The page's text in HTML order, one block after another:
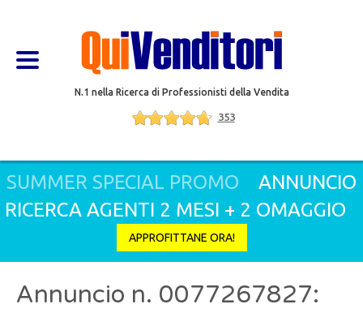
N.1 nella Ricerca di Professionisti della Vendita
353
SUMMER SPECIAL PROMO ANNUNCIO
RICERCA AGENTI 2 MESI + 2 OMAGGIO
APPROFITTANE ORA!
Annuncio n. 0077267827: